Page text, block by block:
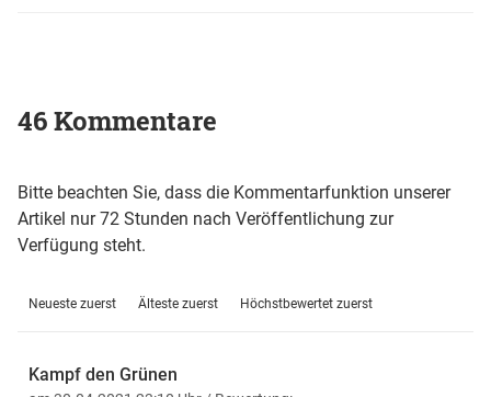
46 Kommentare
Bitte beachten Sie, dass die Kommentarfunktion unserer
Artikel nur 72 Stunden nach Veröffentlichung zur
Verfügung steht.
Neueste zuerst Älteste zuerst Höchstbewertet zuerst
Kampf den Grünen